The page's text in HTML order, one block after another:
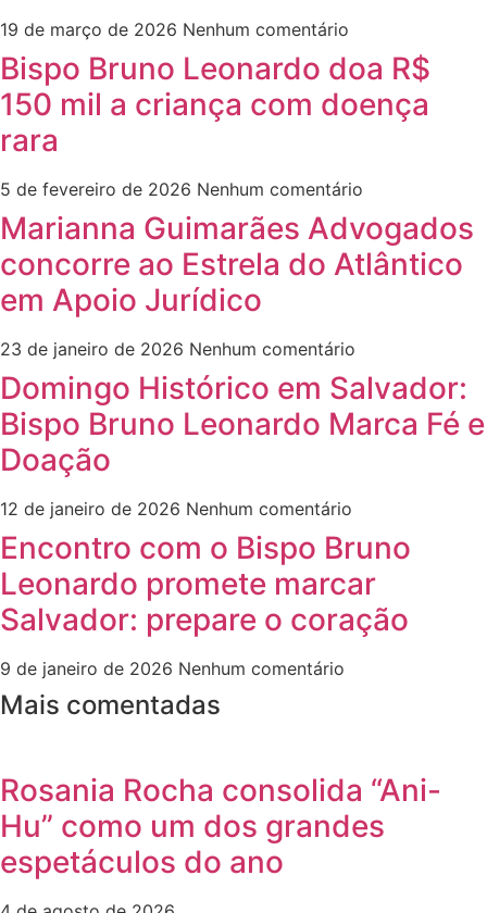
19 de março de 2026 Nenhum comentário
Bispo Bruno Leonardo doa R$
150 mil a criança com doença
rara
5 de fevereiro de 2026 Nenhum comentário
Marianna Guimarães Advogados
concorre ao Estrela do Atlântico
em Apoio Jurídico
23 de janeiro de 2026 Nenhum comentário
Domingo Histórico em Salvador:
Bispo Bruno Leonardo Marca Fé e
Doação
12 de janeiro de 2026 Nenhum comentário
Encontro com o Bispo Bruno
Leonardo promete marcar
Salvador: prepare o coração
9 de janeiro de 2026 Nenhum comentário
Mais comentadas
Rosania Rocha consolida “Ani-
Hu” como um dos grandes
espetáculos do ano